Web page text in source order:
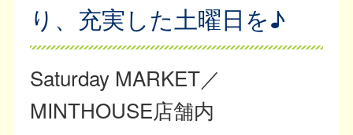
り、充実した土曜日を♪
Saturday MARKET／
MINTHOUSE店舗内